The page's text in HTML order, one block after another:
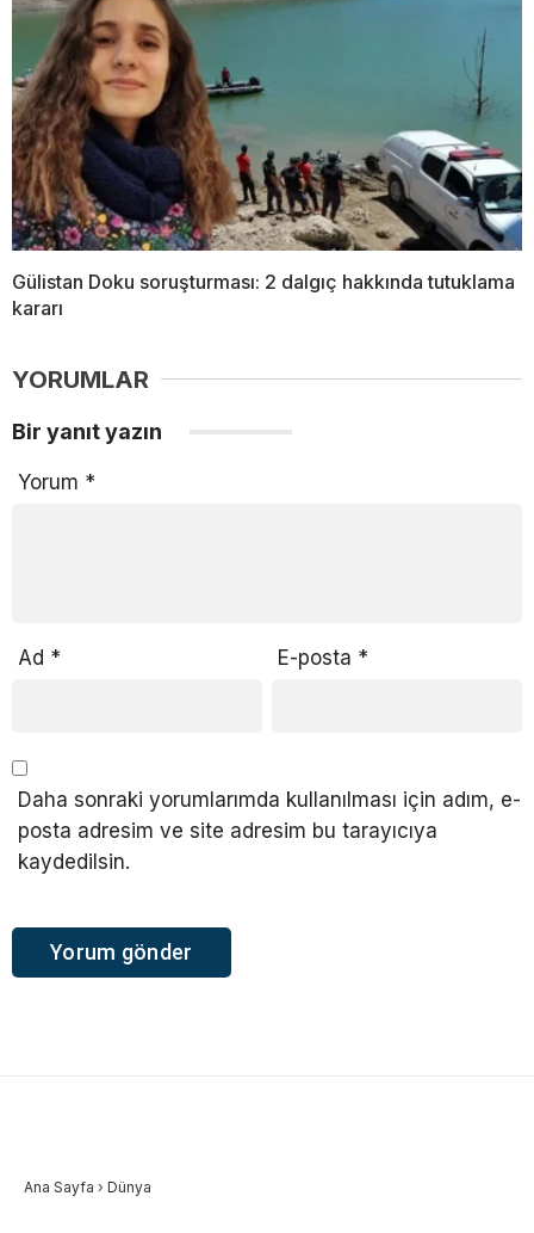
Gülistan Doku soruşturması: 2 dalgıç hakkında tutuklama
kararı
YORUMLAR
Bir yanıt yazın
Yorum *
Ad * E-posta *
Daha sonraki yorumlarımda kullanılması için adım, e-
posta adresim ve site adresim bu tarayıcıya
kaydedilsin.
Ana Sayfa › Dünya